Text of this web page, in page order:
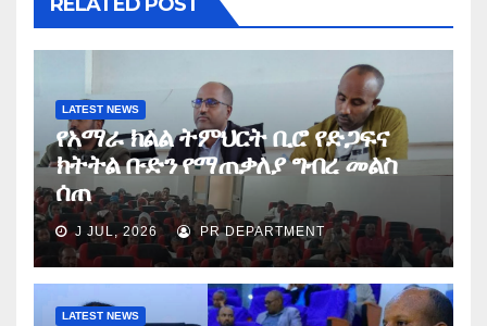
LATEST NEWS
የአማራ ክልል ትምህርት ቢሮ የድጋፍና
ክትትል ቡድን የማጠቃለያ ግብረ መልስ
ሰጠ
J JUL, 2026 PR DEPARTMENT
LATEST NEWS